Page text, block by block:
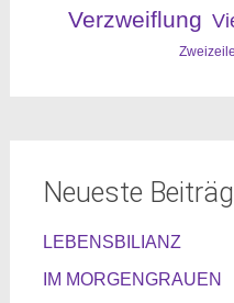
Verzweiflung
Neueste
LEBENSBILIANZ
IM MORGENGRAUEN